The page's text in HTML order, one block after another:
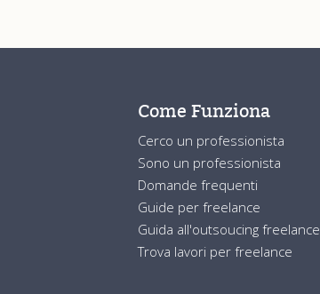
Come Funziona
Cerco un professionista
Sono un professionista
Domande frequenti
Guide per freelance
Guida all'outsoucing freelance
Trova lavori per freelance